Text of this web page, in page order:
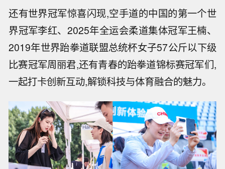
还有世界冠军惊喜闪现,空手道的中国的第一个世
界冠军李红、2025年全运会柔道集体冠军王楠、
2019年世界跆拳道联盟总统杯女子57公斤以下级
比赛冠军周丽君,还有青春的跆拳道锦标赛冠军们,
一起打卡创新互动,解锁科技与体育融合的魅力。